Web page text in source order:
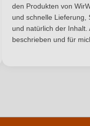
den Produkten von
und schnelle Lieferung,
und natürlich der Inhalt.
beschrieben und für